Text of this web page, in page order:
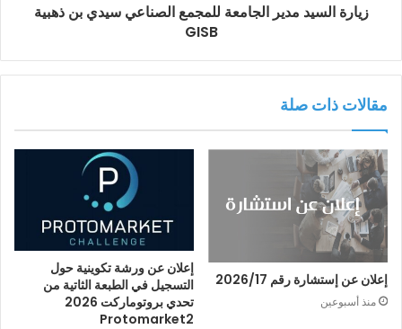
زيارة السيد مدير الجامعة للمجمع الصناعي سيدي بن ذهبية
GISB
مقالات ذات صلة
إعلان عن إستشارة رقم 2026/17
منذ أسبوعين
إعلان عن ورشة تكوينية حول
التسجيل في الطبعة الثاتية من
تحدي بروتوماركت 2026
Protomarket2